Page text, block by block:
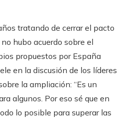
tratando de cerrar el pacto
hubo acuerdo sobre el
propuestos por España
en la discusión de los líderes
la ampliación: “Es un
algunos. Por eso sé que en
lo posible para superar las